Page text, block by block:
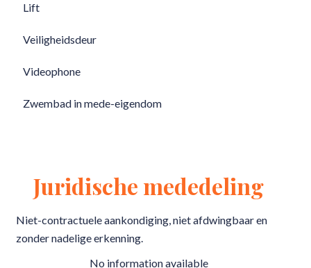
Lift
Veiligheidsdeur
Videophone
Zwembad in mede-eigendom
Juridische mededeling
Niet-contractuele aankondiging, niet afdwingbaar en
zonder nadelige erkenning.
No information available